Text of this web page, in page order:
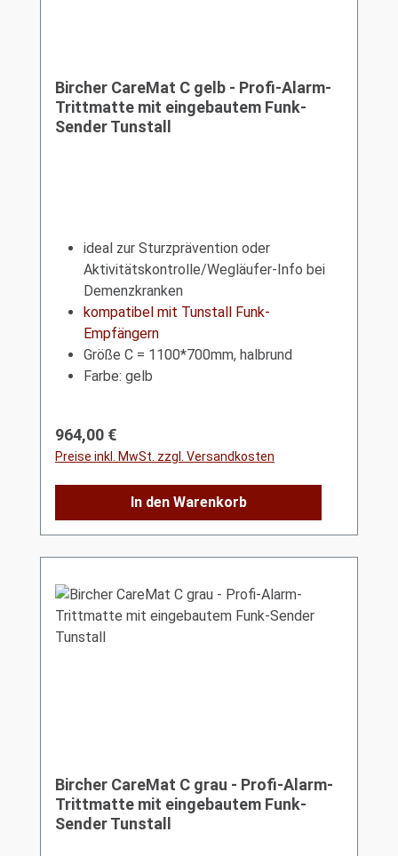
Bircher CareMat C gelb - Profi-Alarm-
Trittmatte mit eingebautem Funk-
Sender Tunstall
ideal zur Sturzprävention oder
Aktivitätskontrolle/Wegläufer-Info bei
Demenzkranken
kompatibel mit Tunstall Funk-
Empfängern
Größe C = 1100*700mm, halbrund
Farbe: gelb
Regulärer Preis:
964,00 €
Preise inkl. MwSt. zzgl. Versandkosten
In den Warenkorb
Bircher CareMat C grau - Profi-Alarm-
Trittmatte mit eingebautem Funk-
Sender Tunstall